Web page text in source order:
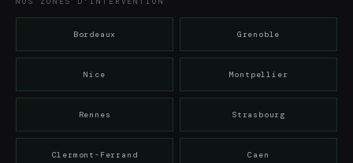
Bordeaux Grenoble
Nice Montpellier
Rennes Strasbourg
Clermont-Ferrand Caen